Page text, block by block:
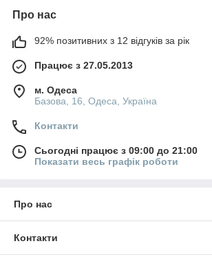
Про нас
92% позитивних з 12 відгуків за рік
Працює з 27.05.2013
м. Одеса
Базова, 16, Одеса, Україна
Контакти
Сьогодні працює з 09:00 до 21:00
Показати весь графік роботи
Про нас
Контакти